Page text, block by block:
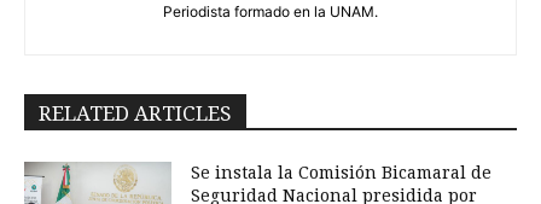
Periodista formado en la UNAM.
RELATED ARTICLES
Se instala la Comisión Bicamaral de
Seguridad Nacional presidida por